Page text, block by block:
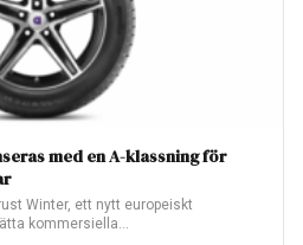
med en A-klassning för
Winter, ett nytt europeiskt
kommersiella…